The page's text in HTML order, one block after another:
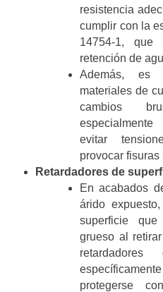
resistencia
cumplir con la
14754-1,
retención de
Además, es
materiales de
cambios
evitar
provocar fisuras
Retardadores de
En acabados
árido
superficie
grueso al
protegerse